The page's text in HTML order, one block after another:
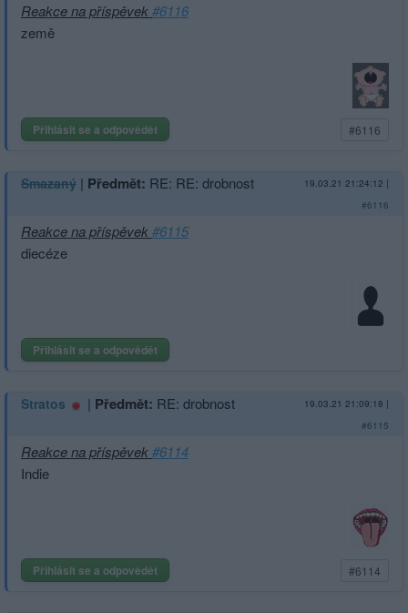
Reakce na příspěvek#6116
země
Přihlásit se a odpovědět #6116
Smazaný | Předmět: RE: RE: drobnost 19.03.21 21:24:12 |
#6116
Reakce na příspěvek#6115
diecéze
Přihlásit se a odpovědět
Stratos | Předmět: RE: drobnost 19.03.21 21:09:18 |
#6115
Reakce na příspěvek#6114
Indie
Přihlásit se a odpovědět #6114